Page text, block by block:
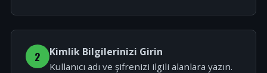
2 Kimlik Bilgilerinizi Girin
Kullanıcı adı ve şifrenizi ilgili alanlara yazın.